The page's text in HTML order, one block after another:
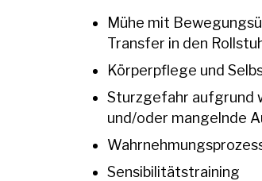
Mühe mit
Transfer in den
Körperpflege und
Sturzgefahr aufgrund
und/oder mangelnde
Sensibilitätstraining